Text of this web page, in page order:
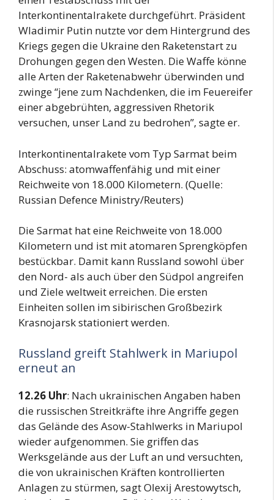
Interkontinentalrakete durchgeführt. Präsident
Wladimir Putin nutzte vor dem Hintergrund des
Kriegs gegen die Ukraine den Raketenstart zu
Drohungen gegen den Westen. Die Waffe könne
alle Arten der Raketenabwehr überwinden und
zwinge “jene zum Nachdenken, die im Feuereifer
einer abgebrühten, aggressiven Rhetorik
versuchen, unser Land zu bedrohen”, sagte er.
Interkontinentalrakete vom Typ Sarmat beim
Abschuss: atomwaffenfähig und mit einer
Reichweite von 18.000 Kilometern. (Quelle:
Russian Defence Ministry/Reuters)
Die Sarmat hat eine Reichweite von 18.000
Kilometern und ist mit atomaren Sprengköpfen
bestückbar. Damit kann Russland sowohl über
den Nord- als auch über den Südpol angreifen
und Ziele weltweit erreichen. Die ersten
Einheiten sollen im sibirischen Großbezirk
Krasnojarsk stationiert werden.
Russland greift Stahlwerk in Mariupol
erneut an
12.26 Uhr: Nach ukrainischen Angaben haben
die russischen Streitkräfte ihre Angriffe gegen
das Gelände des Asow-Stahlwerks in Mariupol
wieder aufgenommen. Sie griffen das
Werksgelände aus der Luft an und versuchten,
die von ukrainischen Kräften kontrollierten
Anlagen zu stürmen, sagt Olexij Arestowytsch,